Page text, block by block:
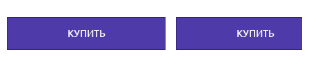
КУПИТЬ КУПИТЬ